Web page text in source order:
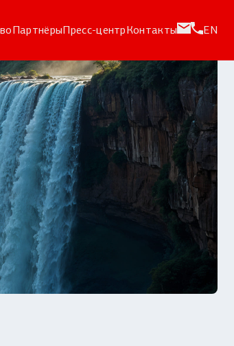
ПартнёрыПресс-центрКонтакты EN